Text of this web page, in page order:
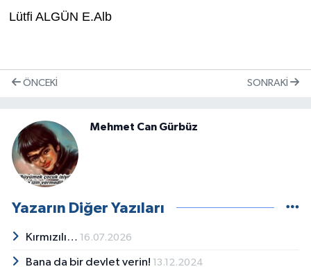
Lütfi ALGÜN E.Alb
ÖNCEKI SONRAKI
Mehmet Can Gürbüz
Yazarın Diğer Yazıları
Kırmızılı… 16.07.2026
Bana da bir devlet verin! 13.12.2024